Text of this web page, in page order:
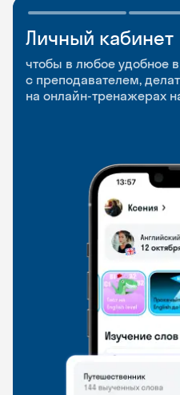
Личный кабинет
чтобы в любое удобное
с преподавателем,
на онлайн-тренажерах
Мобильное
приложение
чтобы заниматься и
и когда удобно
Разговорные
и Talks
Групповые занятия для
и индивидуальные